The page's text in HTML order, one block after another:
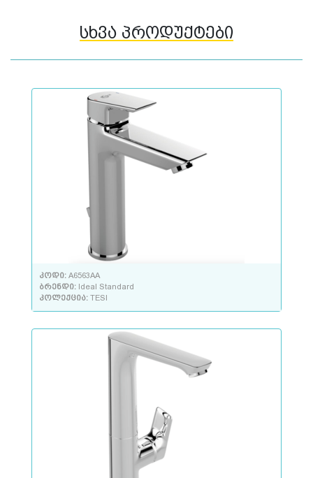
სხვა პროდუქტები
კოდი: A6563AA
ბრენდი: Ideal Standard
კოლექცია: TESI